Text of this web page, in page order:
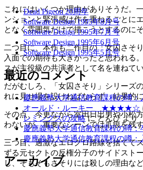
Dead Pigeon 20周年
Software Design 1995年8月号
Software Design 1995年7月号
Software Design 1995年6月号
Software Design 1995年5月号
最近のコメント
慶應義塾大学通信教育課程の噂：
オールド・ルーキー ★★★★☆
レミングスの攻略にとんびより
慶應義塾大学通信教育課程の噂：
慶應義塾大学通信教育課程の噂：
アーカイブ
これにはいくつか理由がありそうだ。
ンションと緊張感は作を重ねるごとに
となく雰囲気だけで描こうとするのに
二つ目に、本作も二作目の「女囚さそ
入面での期待も大きかったと思われる
スが主役級の共演者として名を連ねて
だがむしろ、「女囚さそり」シリーズ
れに見せ場を設けねばならず、結果的
その点、今更ながら室田日出男や小松
わないが、重要なシーンでは爪痕を残
三つ目、過激なエログロ路線を捨てて
ずる元セクトの反権分子のサイドスト
し、そもそもさそりには殺しの理由な